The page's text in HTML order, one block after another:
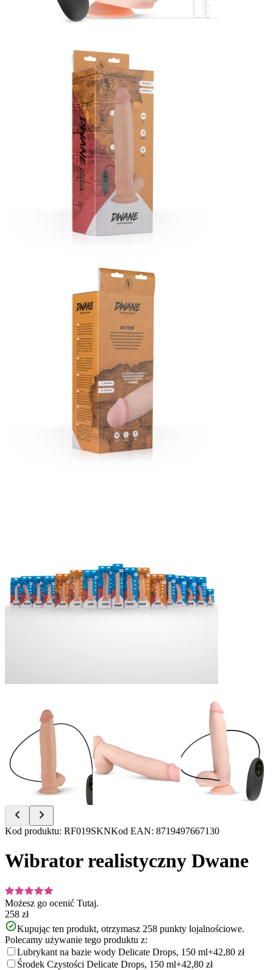
Item
of
10
Kod produktu: RF019SKNKod EAN: 8719497667130
Wibrator realistyczny Dwane
Możesz go ocenić Tutaj.
258 zł
Kupując ten produkt, otrzymasz 258 punkty lojalnościowe.
Polecamy używanie tego produktu z:
Lubrykant na bazie wody Delicate Drops, 150 ml+42,80 zł
Środek Czystości Delicate Drops, 150 ml+42,80 zł